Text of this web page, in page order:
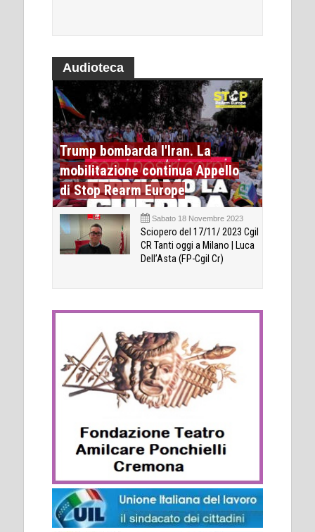
Audioteca
Trump bombarda l'Iran. La
mobilitazione continua Appello
di Stop Rearm Europe
Sabato 18 Novembre 2023
Sciopero del 17/11/ 2023 Cgil
CR Tanti oggi a Milano | Luca
Dell’Asta (FP-Cgil Cr)